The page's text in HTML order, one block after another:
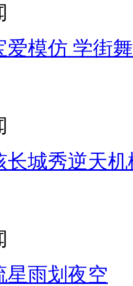
爱模仿 学街
长城秀逆天机
星雨划夜空